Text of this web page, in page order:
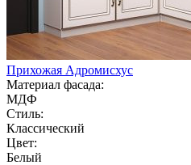
Прихожая Адромисхус
Материал фасада:
МДФ
Стиль:
Классический
Цвет:
Белый